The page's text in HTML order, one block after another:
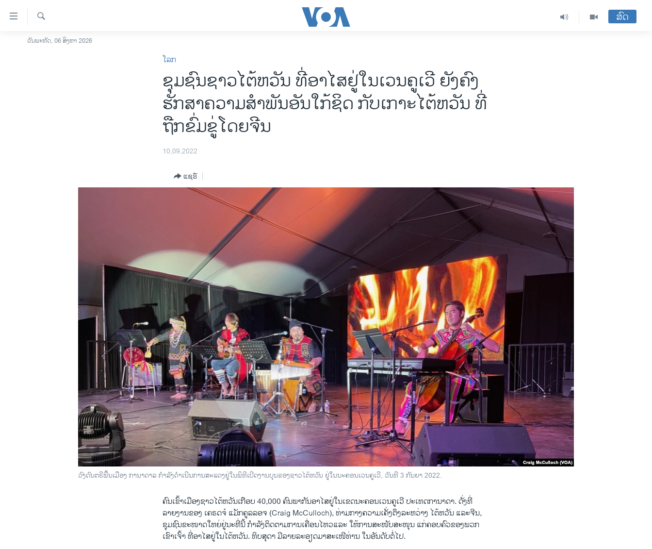
ລິ້ງ
ສຳຫລັບ
ໂຮມເພຈ
ຄົ້ນຫາ
ສົດ
ວັນພະຫັດ, 06 ສິງຫາ 2026
ໂລກ
ຊຸມຊົນຊາວໄຕ້ຫວັນ ທີ່ອາໄສຢູ່ໃນເວນຄູເວີ ຍັງຄົງ
ຮັກສາຄວາມສໍາພັນອັນໃກ້ຊິດ ກັບເກາະໄຕ້ຫວັນ ທີ່
ຖືກຂົ່ມຂູ່ໂດຍຈີນ
10,09,2022
ແຊຣ໌
ວົງດົນຕຣີພື້ນເມືອງ ການາດາລ ກໍາລັງດໍາເນີນການສະແດງຢູ່ໃນພິທີເປີດງານບຸນຂອງຊາວໄຕ້ຫວັນ ຢູ່ໃນນະຄອນເວນຄູເວີ, ວັນທີ 3 ກັນຍາ 2022.
ຄົນ​ເຂົ້າ​ເມືອງຊາວໄຕ້ຫວັນເກືອບ 40,000 ຄົນພາກັນອາໄສຢູ່​ໃນ​ເຂດນະຄອນເວນຄູເວີ ປະເທດການາດາ. ​ດັ່ງ​ທີ່
ລາຍງານຂອງ ເຄຣດຈ໌ ແມັກຄູລລອຈ (Craig McCulloch), ທ່າມກາງຄວາມເຄັ່ງຕຶງລະຫວ່າງ ໄຕ້ຫວັນ ແລະຈີນ,
ຊຸມຊົນຂະໜາດໃຫຍ່ຢູ່ນະທີ່ນີ້ ກໍາລັງຕິດຕາມການເຄື່ອນໄຫວແລະ ໃຫ້ການສະໜັບສະໜຸນ ແກ່ຄອບຄົວຂອງພວກ
ເຂົາເຈົ້າ ທີ່ອາໄສຢູ່ໃນໄຕ້ຫວັນ. ທິບສຸດາ ມີລາຍລະອຽດມາສະເໜີທ່ານ ໃນອັນດັບຕໍ່ໄປ.